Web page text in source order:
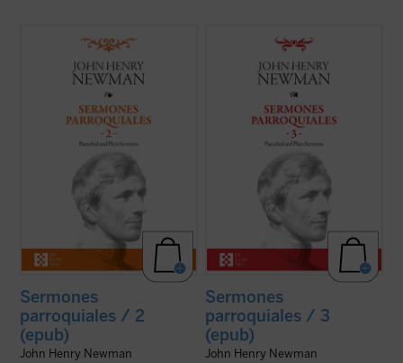
En estos treinta y dos sermones, John
Henry Newman vuelve a poner de
manifiesto su fuerza, frescura y audacia.
Fuerza en la verdad de su mensaje, que es
el mensaje de Dios; frescura en la palabra,
con un lenguaje cercano y familiar que se
(ver ficha)
Sermones
parroquiales / 2
(epub)
John Henry Newman
En este tercer volumen de la serie de los
Sermones parroquiales
se incluyen
veinticinco sermones predicados en la
iglesia de Saint Mary's en Oxford. El genio
humano y cristiano de Newman, que ya era
una autoridad no exenta de polémica en ...
Sermones
parroquiales / 3
(epub)
John Henry Newman